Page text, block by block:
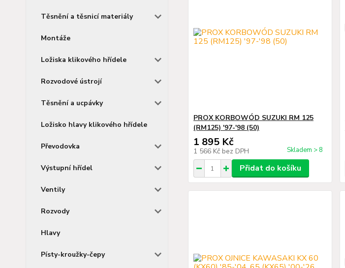
Těsnění a těsnicí materiály
Montáže
Ložiska klikového hřídele
Rozvodové ústrojí
Těsnění a ucpávky
Ložisko hlavy klikového hřídele
Převodovka
Výstupní hřídel
Ventily
Rozvody
Hlavy
Písty-kroužky-čepy
PROX KORBOWÓD SUZUKI RM 125
(RM125) '97-'98 (50)
1 895 Kč
1 566 Kč bez DPH Skladem > 8
Přidat do košíku